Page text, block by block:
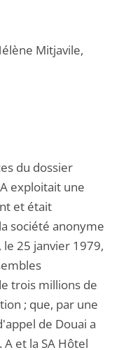
Mitjavile,
du dossier
exploitait une
et était
société anonyme
25 janvier 1979,
trois millions de
; que, par une
de Douai a
et la SA Hôtel